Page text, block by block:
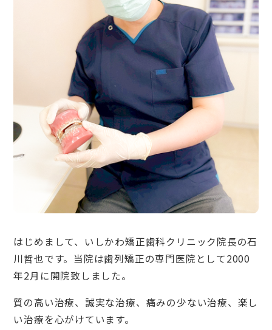
はじめまして、いしかわ矯正歯科クリニック院長の石
川哲也です。当院は歯列矯正の専門医院として2000
年2月に開院致しました。
質の高い治療、誠実な治療、痛みの少ない治療、楽し
い治療を心がけています。